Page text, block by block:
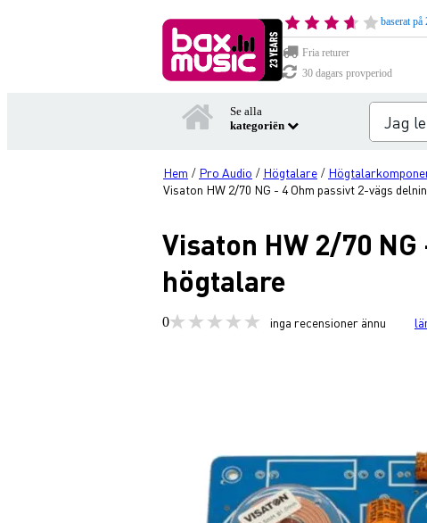
baserat på
Fria returer
30 dagars provperiod
Se alla
kategoriën
Hem / Pro Audio / Högtalare /
Visaton HW 2/70 NG - 4 Ohm passivt 2-vägs
Visaton HW 2/70
högtalare
0 inga recensioner ännu